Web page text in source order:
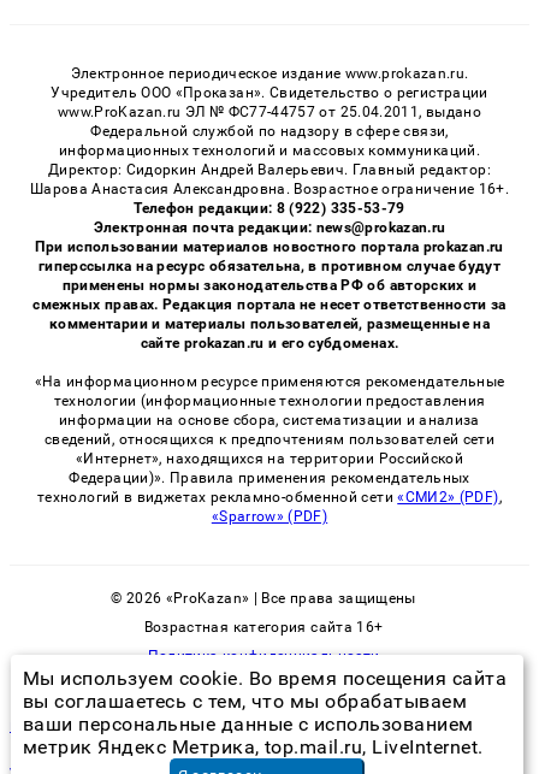
Электронное периодическое издание www.prokazan.ru.
Учредитель ООО «Проказан». Cвидетельство о регистрации
www.ProKazan.ru ЭЛ № ФС77-44757 от 25.04.2011, выдано
Федеральной службой по надзору в сфере связи,
информационных технологий и массовых коммуникаций.
Директор: Сидоркин Андрей Валерьевич. Главный редактор:
Шарова Анастасия Александровна. Возрастное ограничение 16+.
Телефон редакции: 8 (922) 335-53-79
Электронная почта редакции: news@prokazan.ru
При использовании материалов новостного портала prokazan.ru
гиперссылка на ресурс обязательна, в противном случае будут
применены нормы законодательства РФ об авторских и
смежных правах. Редакция портала не несет ответственности за
комментарии и материалы пользователей, размещенные на
сайте prokazan.ru и его субдоменах.
«На информационном ресурсе применяются рекомендательные
технологии (информационные технологии предоставления
информации на основе сбора, систематизации и анализа
сведений, относящихся к предпочтениям пользователей сети
«Интернет», находящихся на территории Российской
Федерации)». Правила применения рекомендательных
технологий в виджетах рекламно-обменной сети«СМИ2» (PDF),
«Sparrow» (PDF)
© 2026 «ProKazan» | Все права защищены
Возрастная категория сайта 16+
Политика конфиденциальности
помогают ли ловушки от тараканов
Мы используем cookie. Во время посещения сайта
вы соглашаетесь с тем, что мы обрабатываем
ваши персональные данные с использованием
метрик Яндекс Метрика, top.mail.ru, LiveInternet.